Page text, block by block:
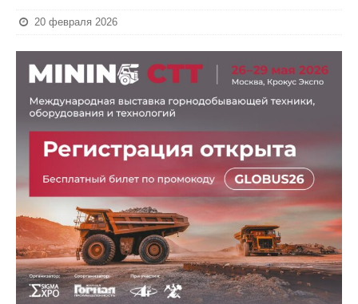
20 февраля 2026